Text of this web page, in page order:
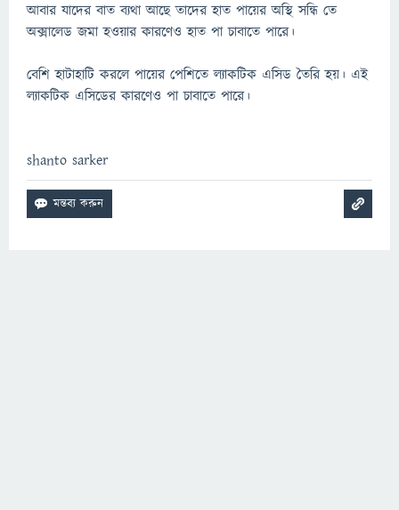
আবার যাদের বাত ব্যথা আছে তাদের হাত পায়ের অস্থি সন্ধি তে
অক্সালেড জমা হওয়ার কারণেও হাত পা চাবাতে পারে।
বেশি হাটাহাটি করলে পায়ের পেশিতে ল্যাকটিক এসিড তৈরি হয়। এই
ল্যাকটিক এসিডের কারণেও পা চাবাতে পারে।
shanto sarker